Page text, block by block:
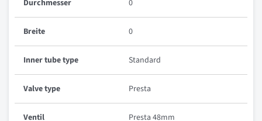
Durchmesser 0
Breite 0
Inner tube type Standard
Valve type Presta
Ventil Presta 48mm